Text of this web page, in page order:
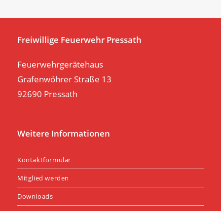
Freiwillige Feuerwehr Pressath
Feuerwehrgerätehaus
Grafenwöhrer Straße 13
92690 Pressath
Weitere Informationen
Kontaktformular
Mitglied werden
Downloads